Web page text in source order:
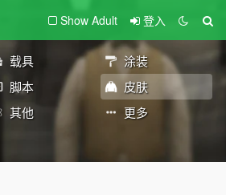
Show Adult 登入
载具
涂装
脚本
皮肤
其他 更多